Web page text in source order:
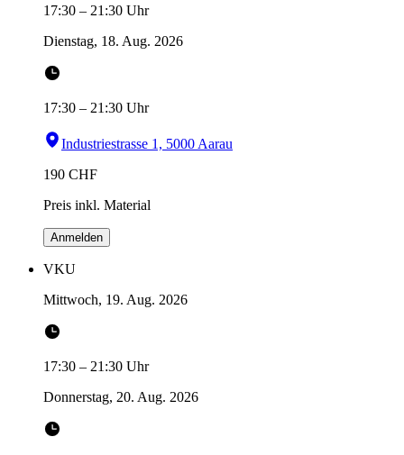
17:30 – 21:30 Uhr
Dienstag, 18. Aug. 2026
17:30 – 21:30 Uhr
Industriestrasse 1, 5000 Aarau
190 CHF
Preis inkl. Material
Anmelden
VKU
Mittwoch, 19. Aug. 2026
17:30 – 21:30 Uhr
Donnerstag, 20. Aug. 2026